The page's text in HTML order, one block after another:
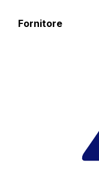
Fornitore